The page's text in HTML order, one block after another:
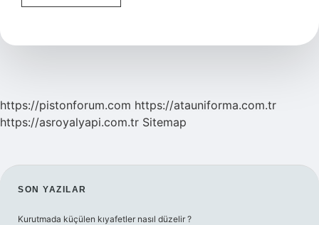
Ne
https://pistonforum.com https://atauniforma.com.tr
https://asroyalyapi.com.tr Sitemap
SIDEBAR
SON YAZILAR
Kurutmada küçülen kıyafetler nasıl düzelir ?